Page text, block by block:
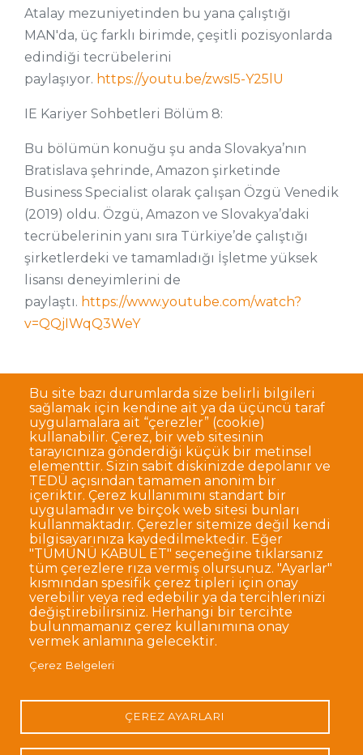
Atalay mezuniyetinden bu yana çalıştığı
MAN'da, üç farklı birimde, çeşitli pozisyonlarda
edindiği tecrübelerini
paylaşıyor. https://youtu.be/zwsI5-Y25lU
IE Kariyer Sohbetleri Bölüm 8:
Bu bölümün konuğu şu anda Slovakya’nın
Bratislava şehrinde, Amazon şirketinde
Business Specialist olarak çalışan Özgü Venedik
(2019) oldu. Özgü, Amazon ve Slovakya’daki
tecrübelerinin yanı sıra Türkiye’de çalıştığı
şirketlerdeki ve tamamladığı İşletme yüksek
lisansı deneyimlerini de
paylaştı. https://www.youtube.com/watch?
v=QQjIWqQ3WeY
Bu site bazı durumlarda size belirli bilgileri
sağlamak için kendine ait ya da üçüncü taraf
uygulamalara ait “çerezler” (cookie)
kullanabilir. Çerez, bir web sitesinin
tarayıcınıza gönderdiği küçük bir metinsel
elementtir. Sizin sabit diskinizde depolanır ve
TEDÜ açısından tamamen anonim bir
içeriktir. Çerez kullanımını standart bir
uygulamadır ve birçok web sitesi bunları
kullanmaktadır. Çerezler sitemize değil kendi
bilgisayarınıza kaydedilmektedir. Eğer
"TÜMÜNÜ KABUL ET" seçeneğine tıklarsanız
tüm çerezlere rıza vermiş olursunuz. "Ayarlar"
kısmından spesifik çerez tipleri için onay
verebilir veya red edebilir ya da tercihlerinizi
değiştirebilirsiniz. Herhangi bir tercihte
bulunmamanız çerez kullanımına onay
vermek anlamına gelecektir.
Çerez Belgeleri
ÇEREZ AYARLARI
Dipnot
Sıkça Sorulan Sorular
Kişisel Verilerin Korunması
Gizlilik Politikası
Sorumluluk Reddi
Açık Rıza
Kurumsal Kimlik
© TED Üniversitesi. Ziya Gökalp Caddesi No:48 06420, Kolej
Çankaya ANKARA
ÜniversitesiÜniversitesiÜniversitesi
geç